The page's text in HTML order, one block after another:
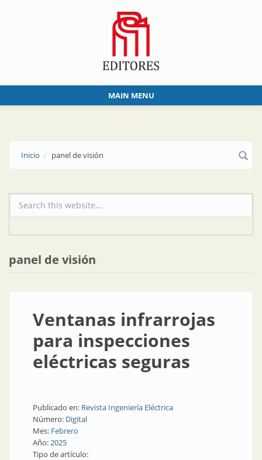
MAIN MENU
Inicio panel de visión
Formulario de búsqueda
panel de visión
Ventanas infrarrojas
para inspecciones
eléctricas seguras
Publicado en: Revista Ingeniería Eléctrica
Número: Digital
Mes: Febrero
Año:2025
Tipo de artículo: